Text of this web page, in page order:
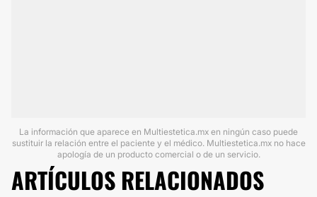
La información que aparece en Multiestetica.mx en ningún caso puede
sustituir la relación entre el paciente y el médico. Multiestetica.mx no hace
apología de un producto comercial o de un servicio.
ARTÍCULOS RELACIONADOS